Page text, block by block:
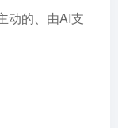
动的、由AI支